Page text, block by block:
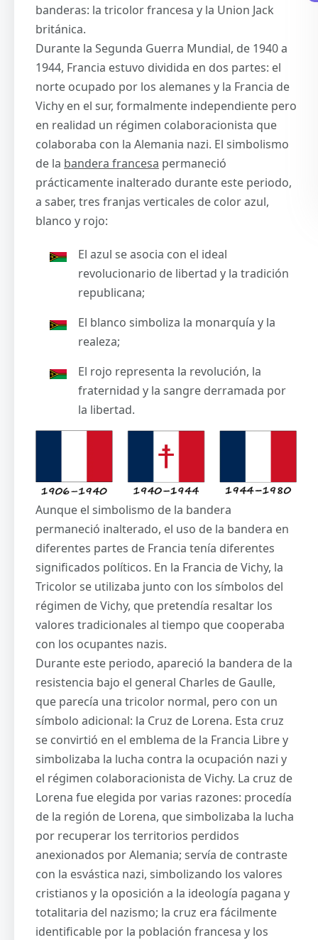
banderas: la tricolor francesa y la Union Jack
británica.
Durante la Segunda Guerra Mundial, de 1940 a
1944, Francia estuvo dividida en dos partes: el
norte ocupado por los alemanes y la Francia de
Vichy en el sur, formalmente independiente pero
en realidad un régimen colaboracionista que
colaboraba con la Alemania nazi. El simbolismo
de la bandera francesa permaneció
prácticamente inalterado durante este periodo,
a saber, tres franjas verticales de color azul,
blanco y rojo:
El azul se asocia con el ideal
revolucionario de libertad y la tradición
republicana;
El blanco simboliza la monarquía y la
realeza;
El rojo representa la revolución, la
fraternidad y la sangre derramada por
la libertad.
Aunque el simbolismo de la bandera
permaneció inalterado, el uso de la bandera en
diferentes partes de Francia tenía diferentes
significados políticos. En la Francia de Vichy, la
Tricolor se utilizaba junto con los símbolos del
régimen de Vichy, que pretendía resaltar los
valores tradicionales al tiempo que cooperaba
con los ocupantes nazis.
Durante este periodo, apareció la bandera de la
resistencia bajo el general Charles de Gaulle,
que parecía una tricolor normal, pero con un
símbolo adicional: la Cruz de Lorena. Esta cruz
se convirtió en el emblema de la Francia Libre y
simbolizaba la lucha contra la ocupación nazi y
el régimen colaboracionista de Vichy. La cruz de
Lorena fue elegida por varias razones: procedía
de la región de Lorena, que simbolizaba la lucha
por recuperar los territorios perdidos
anexionados por Alemania; servía de contraste
con la esvástica nazi, simbolizando los valores
cristianos y la oposición a la ideología pagana y
totalitaria del nazismo; la cruz era fácilmente
identificable por la población francesa y los